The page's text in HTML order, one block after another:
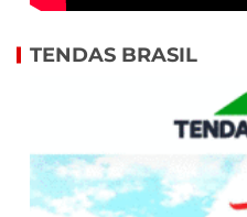
TENDAS BRASIL